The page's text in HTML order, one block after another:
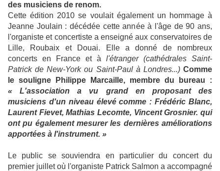
des musiciens de renom.
Cette édition 2010 se voulait également un hommage à
Jeanne Joulain : décédée cette année à l'âge de 90 ans,
l'organiste et concertiste a enseigné aux conservatoires de
Lille, Roubaix et Douai. Elle a donné de nombreux
concerts en France et à l'étranger (cathédrales Saint-
Patrick de New-York ou Saint-Paul à Londres...) Comme
le souligne Philippe Marcaille, membre du bureau :
« L'association a vu grand en proposant des
musiciens d'un niveau élevé comme : Frédéric Blanc,
Laurent Fievet, Mathias Lecomte, Vincent Grosnier. qui
ont pu également mesurer les dernières améliorations
apportées à l'instrument. »
Le public se souviendra en particulier du concert du
premier juillet où l'organiste Patrick Salmon a accompagné